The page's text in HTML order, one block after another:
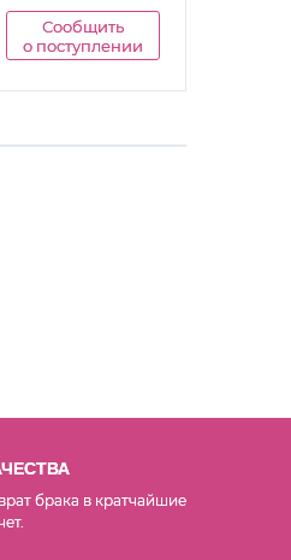
Сообщить
о поступлении
брака в кратчайшие